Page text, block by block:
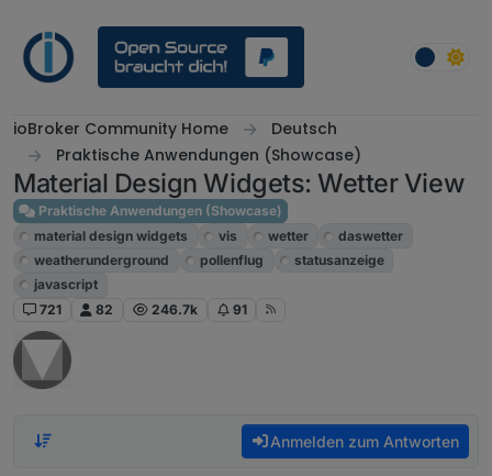
ioBroker Community Home
Deutsch
Praktische Anwendungen (Showcase)
Material Design Widgets: Wetter View
Praktische Anwendungen (Showcase)
material design widgets
vis wetter
daswetter
weatherunderground
pollenflug
statusanzeige
javascript
721
82 246.7k 91
Anmelden zum Antworten